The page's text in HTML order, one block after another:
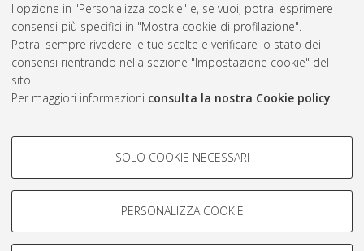
l'opzione in "Personalizza cookie" e, se vuoi, potrai esprimere
consensi più specifici in "Mostra cookie di profilazione".
Potrai sempre rivedere le tue scelte e verificare lo stato dei
consensi rientrando nella sezione "Impostazione cookie" del
sito.
Per maggiori informazioni consulta la nostra Cookie policy.
COOKIE DI PROFILAZIONE -
Si tratta di cookie utilizzati per analizzare le caratteristiche della
navigazione degli utenti, creare profili in base al loro comportamento
Mostra cookie di profilazione
SOLO COOKIE NECESSARI
PERSONALIZZA COOKIE
Rss 1.0
Rss 2.0
AMS Laurea
Impostazioni Cookie
Informativa sulla privacy
Condizioni d’uso del sito